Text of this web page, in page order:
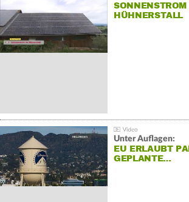
SONNENSTROM
HÜHNERSTALL
Unter Auflagen:
EU ERLAUBT
GEPLANTE…